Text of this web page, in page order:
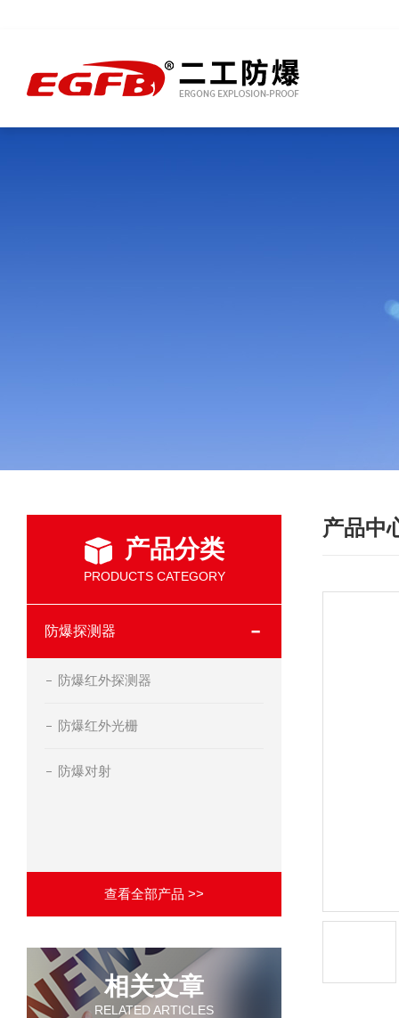
产品分类
PRODUCTS CATEGORY
防爆探测器
防爆红外探测器
防爆红外光栅
防爆对射
查看全部产品 >>
相关文章
RELATED ARTICLES
产品中